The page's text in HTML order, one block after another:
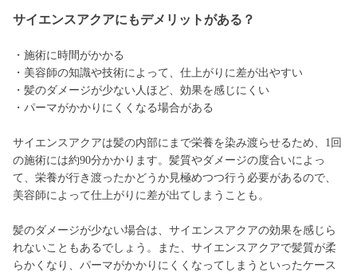
サイエンスアクアにもデメリットがある？
・施術に時間がかかる
・美容師の知識や技術によって、仕上がりに差が出やすい
・髪のダメージが少ない人ほど、効果を感じにくい
・パーマがかかりにくくなる場合がある
サイエンスアクアは髪の内部にまで栄養を染み渡らせるため、1回
の施術には約90分かかります。髪質やダメージの度合いによっ
て、栄養が行き渡ったかどうか見極めつつ行う必要があるので、
美容師によって仕上がりに差が出てしまうことも。
髪のダメージが少ない場合は、サイエンスアクアの効果を感じら
れないこともあるでしょう。また、サイエンスアクアで髪質が柔
らかくなり、パーマがかかりにくくなってしまうといったケース